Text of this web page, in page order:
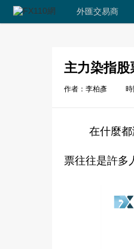
外匯交易商
主力染指股
作者：李柏彥
在什麼
票往往是許多